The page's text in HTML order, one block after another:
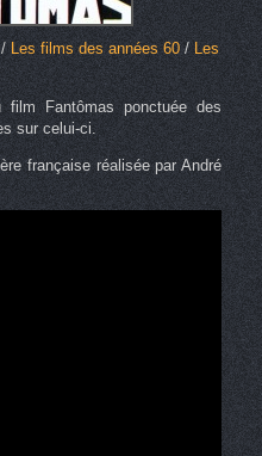
/ Les films des années 60/ Les
film Fantômas ponctuée des
sur celui-ci.
française réalisée par André